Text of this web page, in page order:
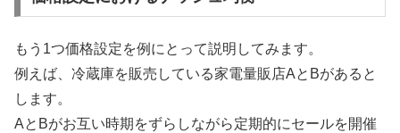
もう1つ価格設定を例にとって説明してみます。
例えば、冷蔵庫を販売している家電量販店AとBがあると
します。
AとBがお互い時期をずらしながら定期的にセールを開催